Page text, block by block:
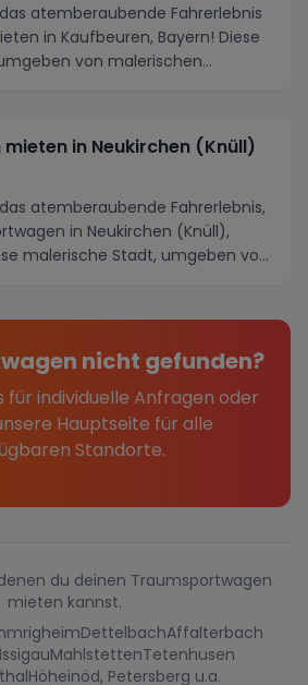
atemberaubende Fahrerlebnis
in Kaufbeuren, Bayern! Diese
von malerischen
in Neukirchen (Knüll)
atemberaubende Fahrerlebnis,
in Neukirchen (Knüll),
malerische Stadt, umgeben vo...
nicht gefunden?
für individuelle Anfragen oder
Hauptseite für alle
Standorte.
du deinen Traumsportwagen
mieten kannst.
DettelbachAffalterbach
IssigauMahlstettenTetenhusen
Höheinöd, Petersberg u.a.